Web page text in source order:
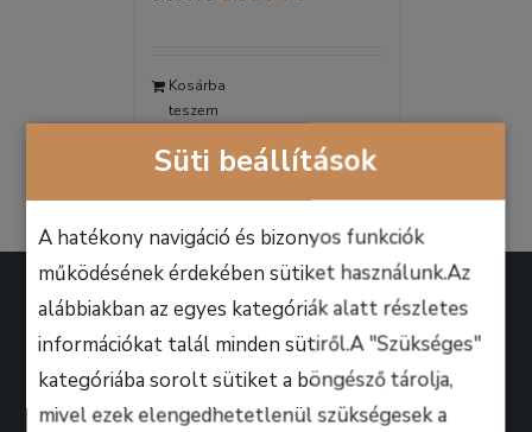
Süti beállítások
A hatékony navigáció és bizonyos funkciók
működésének érdekében sütiket használunk.Az
alábbiakban az egyes kategóriák alatt részletes
információkat talál minden sütiről.A "Szükséges"
kategóriába sorolt sütiket a böngésző tárolja,
mivel ezek elengedhetetlenül szükségesek a
9.990 Ft.
Kosárba
teszem
A B.M. Music School magasan képzett zenész-